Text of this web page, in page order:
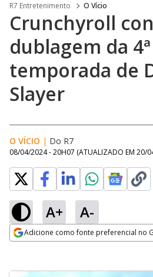
R7 Entretenimento O Vício
Crunchyroll
dublagem da 4ª
temporada de
Slayer
O VÍCIO | Do R7
08/04/2024 - 20H07 (ATUALIZADO EM 20/
A+ A-
Adicione como fonte preferencial no